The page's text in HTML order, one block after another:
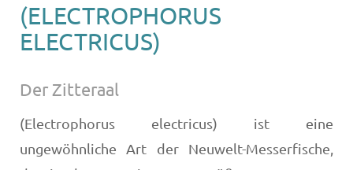
(ELECTROPHORUS
ELECTRICUS)
Der Zitteraal
(Electrophorus electricus) ist eine
ungewöhnliche Art der Neuwelt-Messerfische,